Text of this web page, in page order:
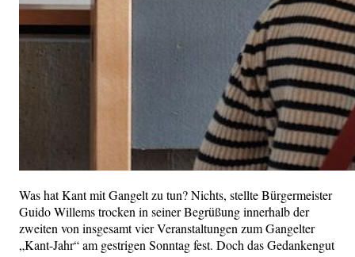
Was hat Kant mit Gangelt zu tun? Nichts, stellte Bürgermeister
Guido Willems trocken in seiner Begrüßung innerhalb der
zweiten von insgesamt vier Veranstaltungen zum Gangelter
„Kant-Jahr“ am gestrigen Sonntag fest. Doch das Gedankengut